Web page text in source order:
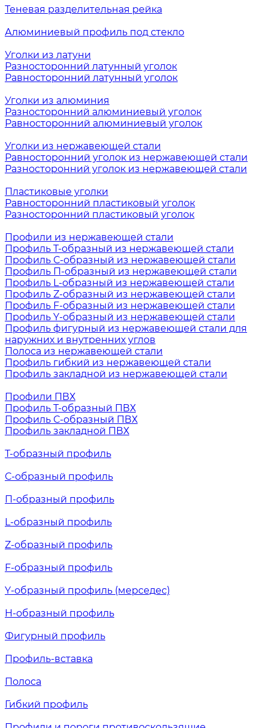
Теневая разделительная рейка
Алюминиевый профиль под стекло
Уголки из латуни
Разносторонний латунный уголок
Равносторонний латунный уголок
Уголки из алюминия
Разносторонний алюминиевый уголок
Равносторонний алюминиевый уголок
Уголки из нержавеющей стали
Равносторонний уголок из нержавеющей стали
Разносторонний уголок из нержавеющей стали
Пластиковые уголки
Равносторонний пластиковый уголок
Разносторонний пластиковый уголок
Профили из нержавеющей стали
Профиль Т-образный из нержавеющей стали
Профиль С-образный из нержавеющей стали
Профиль П-образный из нержавеющей стали
Профиль L-образный из нержавеющей стали
Профиль Z-образный из нержавеющей стали
Профиль F-образный из нержавеющей стали
Профиль Y-образный из нержавеющей стали
Профиль фигурный из нержавеющей стали для
наружних и внутренних углов
Полоса из нержавеющей стали
Профиль гибкий из нержавеющей стали
Профиль закладной из нержавеющей стали
Профили ПВХ
Профиль Т-образный ПВХ
Профиль С-образный ПВХ
Профиль закладной ПВХ
Т-образный профиль
С-образный профиль
П-образный профиль
L-образный профиль
Z-образный профиль
F-образный профиль
Y-образный профиль (мерседес)
H-образный профиль
Фигурный профиль
Профиль-вставка
Полоса
Гибкий профиль